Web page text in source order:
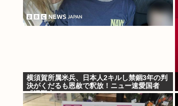
横須賀所属米兵、日本人2キルし禁錮3年の判
決がくだるも恩赦で釈放！ニュー速愛国者
「辺野古！」